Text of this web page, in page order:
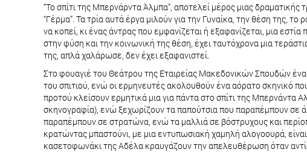
“Το σπίτι της Μπερνάρντα Άλμπα”, αποτελεί μέρος μιας
“Γέρμα”. Τα τρία αυτά έργα μιλούν για την Γυναίκα, την θέση της,
να κοπεί, κι ένας άντρας που εμφανίζεται ή εξαφανίζεται, μια
στην φύση και την κοινωνική της θέση, έχει ταυτόχρονα μια
της, απλά χαλάρωσε, δεν έχει εξαφανιστεί.
Στο φουαγιέ του Θεάτρου της Εταιρείας Μακεδονικών Σπουδών
του σπιτιού, ενώ οι ερμηνευτές ακολουθούν ένα αόρατο σκηνικό
προτού κλείσουν ερμητικά μια για πάντα στο σπίτι της Μπερνάντα
σκηνογραφία), ενώ ξεχωρίζουν τα παπούτσια που παραπέμπουν σε
παραπέμπουν σε στρατώνα, ενώ τα μαλλιά σε βόστρυχους και
κρατώντας μπαστούνι, με μια εντυπωσιακή χαμηλή αλογοουρά,
κασετοφωνάκι της Αδέλα κραυγάζουν την απελευθέρωση όταν